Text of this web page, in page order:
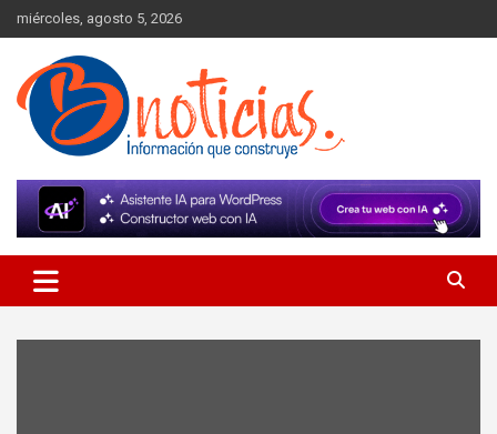
to
content
miércoles, agosto 5, 2026
BNoticias